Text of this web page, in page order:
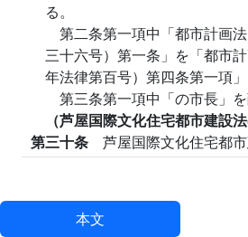
る。
第二条第一項中「都市計画
三十六号）第一条」を「都市
年法律第百号）第四条第一項」
第三条第一項中「の市長」を
（芦屋国際文化住宅都市建設
第三十条 芦屋国際文化住宅都
六年法律第八号）の一部を次
第二条第一項中「都市計画
三十六号）第一条」を「都市計
年法律第百号）第四条第一項
本文